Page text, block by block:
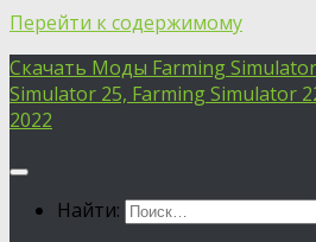
Перейти к содержимому
Скачать Моды Farming
Simulator 25, Farming Simulator
2022
Найти: